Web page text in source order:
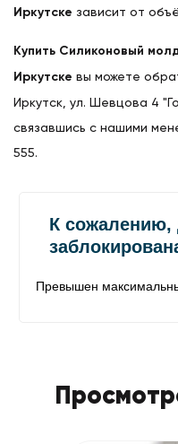
Иркутске зависит от
Купить Силиконовый
Иркутске вы можете
Иркутск, ул. Шевцова 4
связавшись с нашими
555.